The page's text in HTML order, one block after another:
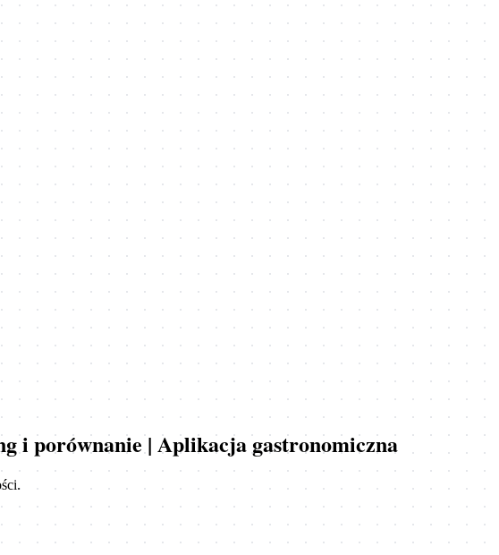
i porównanie | Aplikacja gastronomiczna